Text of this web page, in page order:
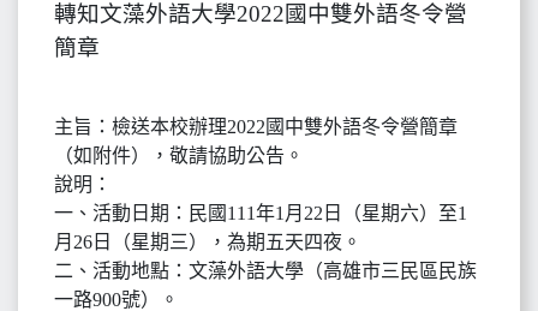
轉知文藻外語大學2022國中雙外語冬令營
簡章
主旨：檢送本校辦理2022國中雙外語冬令營簡章
（如附件），敬請協助公告。
說明：
一、活動日期：民國111年1月22日（星期六）至1
月26日（星期三），為期五天四夜。
二、活動地點：文藻外語大學（高雄市三民區民族
一路900號）。